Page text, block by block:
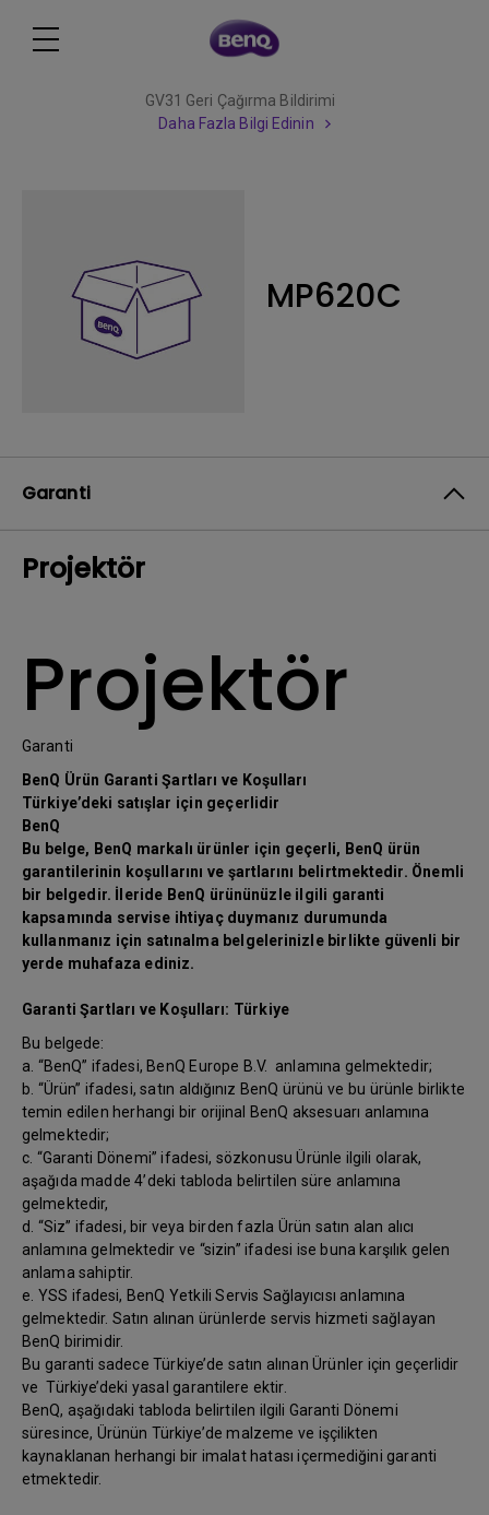
GV31 Geri Çağırma Bildirimi
Daha Fazla Bilgi Edinin
MP620C
Garanti
Projektör
Projektör
Garanti
BenQ Ürün Garanti Şartları ve Koşulları
Türkiye’deki satışlar için geçerlidir
BenQ
Bu belge, BenQ markalı ürünler için geçerli, BenQ ürün
garantilerinin koşullarını ve şartlarını belirtmektedir. Önemli
bir belgedir. İleride BenQ ürününüzle ilgili garanti
kapsamında servise ihtiyaç duymanız durumunda
kullanmanız için satınalma belgelerinizle birlikte güvenli bir
yerde muhafaza ediniz.
Garanti Şartları ve Koşulları: Türkiye
Bu belgede:
a. “BenQ” ifadesi, BenQ Europe B.V. anlamına gelmektedir;
b. “Ürün” ifadesi, satın aldığınız BenQ ürünü ve bu ürünle birlikte
temin edilen herhangi bir orijinal BenQ aksesuarı anlamına
gelmektedir;
c. “Garanti Dönemi” ifadesi, sözkonusu Ürünle ilgili olarak,
aşağıda madde 4’deki tabloda belirtilen süre anlamına
gelmektedir,
d. “Siz” ifadesi, bir veya birden fazla Ürün satın alan alıcı
anlamına gelmektedir ve “sizin” ifadesi ise buna karşılık gelen
anlama sahiptir.
e. YSS ifadesi, BenQ Yetkili Servis Sağlayıcısı anlamına
gelmektedir. Satın alınan ürünlerde servis hizmeti sağlayan
BenQ birimidir.
Bu garanti sadece Türkiye’de satın alınan Ürünler için geçerlidir
ve Türkiye’deki yasal garantilere ektir.
BenQ, aşağıdaki tabloda belirtilen ilgili Garanti Dönemi
süresince, Ürünün Türkiye’de malzeme ve işçilikten
kaynaklanan herhangi bir imalat hatası içermediğini garanti
etmektedir.